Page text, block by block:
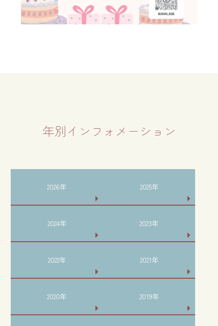
年別インフォメーション
2026年 2025年
2024年 2023年
2022年 2021年
2020年 2019年